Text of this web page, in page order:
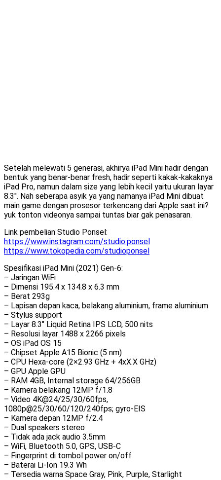
Setelah melewati 5 generasi, akhirya iPad Mini hadir dengan
bentuk yang benar-benar fresh, hadir seperti kakak-kakaknya
iPad Pro, namun dalam size yang lebih kecil yaitu ukuran layar
8.3″. Nah seberapa asyik ya yang namanya iPad Mini dibuat
main game dengan prosesor terkencang dari Apple saat ini?
yuk tonton videonya sampai tuntas biar gak penasaran.
Link pembelian Studio Ponsel:
https://www.instagram.com/studio.ponsel
https://www.tokopedia.com/studioponsel
Spesifikasi iPad Mini (2021) Gen-6:
– Jaringan WiFi
– Dimensi 195.4 x 134.8 x 6.3 mm
– Berat 293g
– Lapisan depan kaca, belakang aluminium, frame aluminium
– Stylus support
– Layar 8.3″ Liquid Retina IPS LCD, 500 nits
– Resolusi layar 1488 x 2266 pixels
– OS iPad OS 15
– Chipset Apple A15 Bionic (5 nm)
– CPU Hexa-core (2×2.93 GHz + 4xX.X GHz)
– GPU Apple GPU
– RAM 4GB, Internal storage 64/256GB
– Kamera belakang 12MP f/1.8
– Video 4K@24/25/30/60fps,
1080p@25/30/60/120/240fps; gyro-EIS
– Kamera depan 12MP f/2.4
– Dual speakers stereo
– Tidak ada jack audio 3.5mm
– WiFi, Bluetooth 5.0, GPS, USB-C
– Fingerprint di tombol power on/off
– Baterai Li-Ion 19.3 Wh
– Tersedia warna Space Gray, Pink, Purple, Starlight